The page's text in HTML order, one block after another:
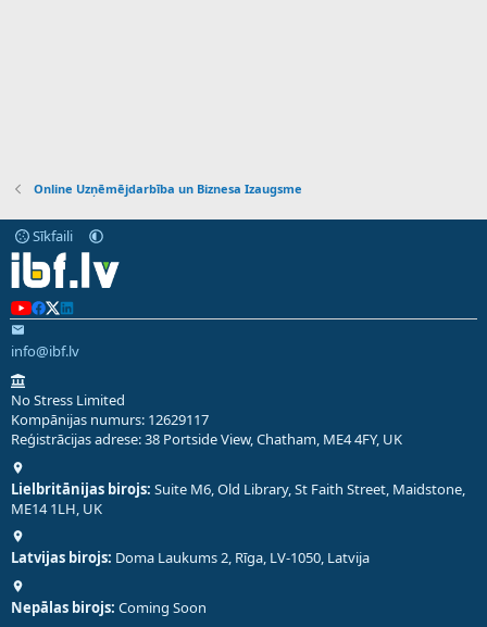
Online Uzņēmējdarbība un Biznesa Izaugsme
Sīkfaili
info@ibf.lv
No Stress Limited
Kompānijas numurs: 12629117
Reģistrācijas adrese: 38 Portside View, Chatham, ME4 4FY, UK
Lielbritānijas birojs: Suite M6, Old Library, St Faith Street, Maidstone,
ME14 1LH, UK
Latvijas birojs: Doma Laukums 2, Rīga, LV-1050, Latvija
Nepālas birojs: Coming Soon